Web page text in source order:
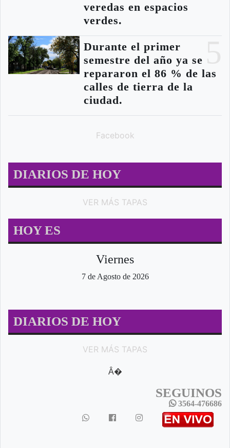
veredas en espacios
verdes.
Durante el primer
semestre del año ya se
repararon el 86 % de las
calles de tierra de la
ciudad.
Facebook
DIARIOS DE HOY
VER MÁS TAPAS
HOY ES
Viernes
7 de Agosto de 2026
DIARIOS DE HOY
VER MÁS TAPAS
Â�
SEGUINOS
3564-476686